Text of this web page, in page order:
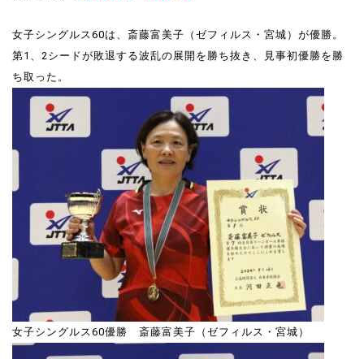
女子シングルス60は、斎藤富美子（ゼフィルス・宮城）が優勝。
第1、2シードが敗退する波乱の展開を勝ち抜き、見事初優勝を勝
ち取った。
女子シングルス60優勝 斎藤富美子（ゼフィルス・宮城）